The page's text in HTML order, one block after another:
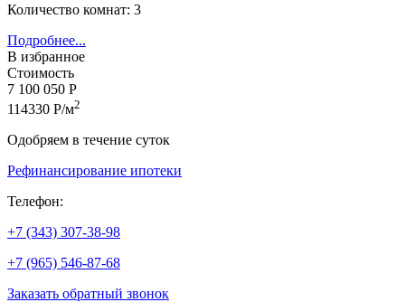
Количество комнат: 3
Подробнее...
В избранное
Стоимость
7 100 050 Р
114330 Р/м2
Одобряем в течение суток
Рефинансирование ипотеки
Телефон:
+7 (343) 307-38-98
+7 (965) 546-87-68
Заказать обратный звонок